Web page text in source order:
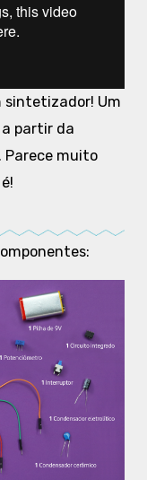
Um
partir da
Parece muito